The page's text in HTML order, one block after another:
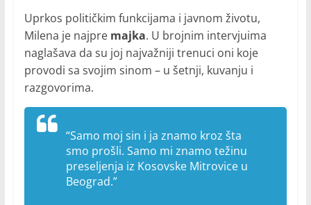
Uprkos političkim funkcijama i javnom životu,
Milena je najpre majka. U brojnim intervjuima
naglašava da su joj najvažniji trenuci oni koje
provodi sa svojim sinom – u šetnji, kuvanju i
razgovorima.
“Samo moj sin i ja znamo kroz šta
smo prošli. Samo mi znamo težinu
preseljenja iz Kosovske Mitrovice u
Beograd.”